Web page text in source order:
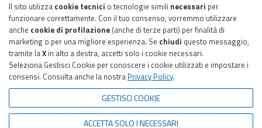
Il sito utilizza cookie tecnici o tecnologie simili necessari per
funzionare correttamente. Con il tuo consenso, vorremmo utilizzare
anche cookie di profilazione (anche di terze parti) per finalità di
marketing o per una migliore esperienza. Se chiudi questo messaggio,
tramite laX in alto a destra, accetti solo i cookie necessari.
Seleziona Gestisci Cookie per conoscere i cookie utilizzati e impostare i
consensi. Consulta anche la nostra Privacy Policy.
GESTISCI COOKIE
ACCETTA SOLO I NECESSARI
Dichiarazione di accessibilita'
Meccanismo di feedback
Pubblicazione obiettivi di accessibilita'
© 2024 Provincia di Agrigento - Tutti i diritti riservati